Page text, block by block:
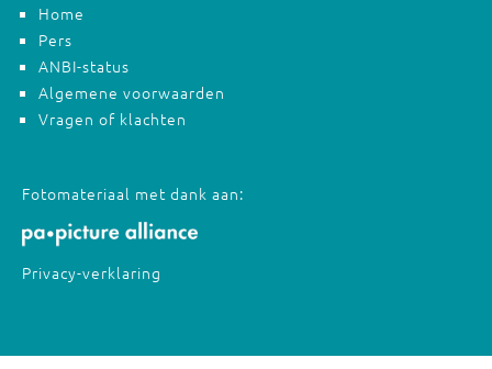
Home
Pers
ANBI-status
Algemene voorwaarden
Vragen of klachten
Fotomateriaal met dank aan:
Privacy-verklaring